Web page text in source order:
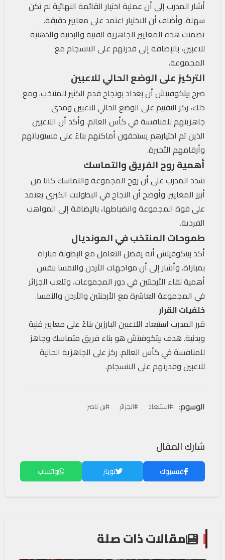
أشار المدرب إلى أن عملية اختيار القائمة النهائية لم تكن
سهلة. وأضاف أن الاختيار اعتمد على معايير دقيقة.
تضمنت هذه المعايير الجاهزية الفنية والبدنية والذهنية
للاعبين، بالإضافة إلى قدرتهم على الانسجام مع
المجموعة.
التركيز على الوضع الحالي للاعبين
صرح بيتكوفيتش أن بغداد بونجاح قدم الكثير للمنتخب. ومع
ذلك، ركز التقييم على الوضع الحالي للاعبين ومدى
جاهزيتهم للمنافسة في كأس العالم. وأكد أن اللاعبين
الذين تم اختيارهم يستحقون أماكنهم بناءً على مستوياتهم
وأرقامهم الأخيرة.
أهمية روح الفريق والتماسك
شدد المدرب على أن روح المجموعة والتماسك كانا من
أبرز المعايير. وأوضح أن النجاح في البطولات الكبرى يعتمد
على قوة المجموعة وانضباطها، بالإضافة إلى المواهب
الفردية.
طموحات المنتخب في المونديال
أكد بيتكوفيتش أنه يفضل التعامل مع البطولة مباراة
بمباراة. وأشار إلى أن مواجهات الأردن والنمسا بنفس
أهمية لقاء الأرجنتين في دور المجموعات. وتلعب الجزائر
في المجموعة العاشرة مع الأرجنتين والأردن والنمسا.
خلفيات القرار
قرر المدرب استبعاد اللاعبين البارزين بناءً على معايير فنية
وبدنية. هدف بيتكوفيتش هو بناء فريق متماسك وجاهز
للمنافسة في كأس العالم. ركز على الجاهزية الحالية
للاعبين وقدرتهم على الانسجام.
الوسوم: #استبعاد #الجزائر #بن ناصر
شارك المقال
فيسبوك تويتر واتساب
مقالات ذات صلة